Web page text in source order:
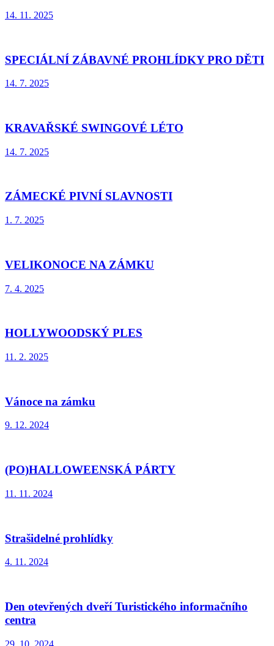
14. 11. 2025
SPECIÁLNÍ ZÁBAVNÉ PROHLÍDKY PRO DĚTI
14. 7. 2025
KRAVAŘSKÉ SWINGOVÉ LÉTO
14. 7. 2025
ZÁMECKÉ PIVNÍ SLAVNOSTI
1. 7. 2025
VELIKONOCE NA ZÁMKU
7. 4. 2025
HOLLYWOODSKÝ PLES
11. 2. 2025
Vánoce na zámku
9. 12. 2024
(PO)HALLOWEENSKÁ PÁRTY
11. 11. 2024
Strašidelné prohlídky
4. 11. 2024
Den otevřených dveří Turistického informačního
centra
29. 10. 2024